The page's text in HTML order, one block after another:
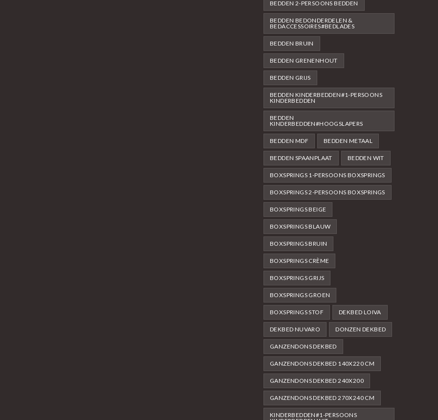
BEDDEN 2-PERSOONS BEDDEN
BEDDEN BEDONDERDELEN &
BEDACCESSOIRES#BEDLADES
BEDDEN BRUIN
BEDDEN GRENENHOUT
BEDDEN GRIJS
BEDDEN KINDERBEDDEN#1-PERSOONS
KINDERBEDDEN
BEDDEN
KINDERBEDDEN#HOOGSLAPERS
BEDDEN MDF BEDDEN METAAL
BEDDEN SPAANPLAAT BEDDEN WIT
BOXSPRINGS 1-PERSOONS BOXSPRINGS
BOXSPRINGS 2-PERSOONS BOXSPRINGS
BOXSPRINGS BEIGE
BOXSPRINGS BLAUW
BOXSPRINGS BRUIN
BOXSPRINGS CRÈME
BOXSPRINGS GRIJS
BOXSPRINGS GROEN
BOXSPRINGS STOF DEKBED LOIVA
DEKBED NUVARO DONZEN DEKBED
GANZENDONS DEKBED
GANZENDONS DEKBED 140X220 CM
GANZENDONS DEKBED 240X200
GANZENDONS DEKBED 270X240 CM
KINDERBEDDEN#1-PERSOONS